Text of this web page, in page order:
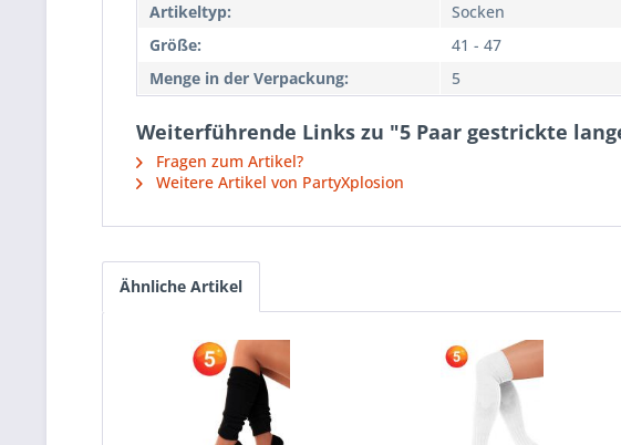
Artikeltyp:
Socken
Größe:
41 - 47
Menge in der Verpackung:
5
Weiterführende Links zu "5 Paar gestrickte
Fragen zum Artikel?
Weitere Artikel von PartyXplosion
Ähnliche Artikel